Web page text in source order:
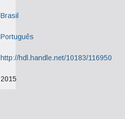
Brasil
Português
http://hdl.handle.net/10183/116950
2015